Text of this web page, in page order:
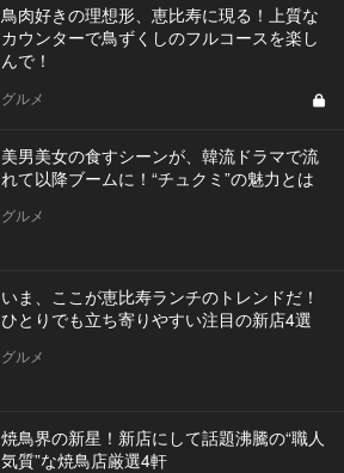
鳥肉好きの理想形、恵比寿に現る！上質な
カウンターで鳥ずくしのフルコースを楽し
んで！
グルメ
美男美女の食すシーンが、韓流ドラマで流
れて以降ブームに！“チュクミ”の魅力とは
グルメ
いま、ここが恵比寿ランチのトレンドだ！
ひとりでも立ち寄りやすい注目の新店4選
グルメ
焼鳥界の新星！新店にして話題沸騰の“職人
気質”な焼鳥店厳選4軒